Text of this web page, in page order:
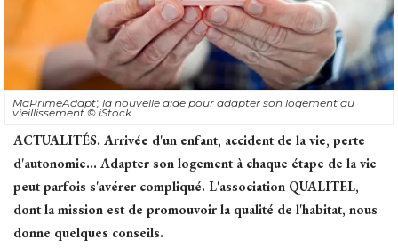
MaPrimeAdapt', la nouvelle aide pour adapter son logement au
vieillissement© iStock
ACTUALITÉS. Arrivée d'un enfant, accident de la vie, perte
d'autonomie... Adapter son logement à chaque étape de la vie
peut parfois s'avérer compliqué. L'association QUALITEL,
dont la mission est de promouvoir la qualité de l'habitat, nous
donne quelques conseils.